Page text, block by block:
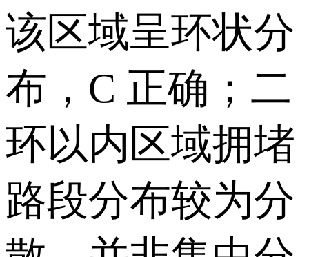
该区域呈环状分
布，C 正确；二
环以内区域拥堵
路段分布较为分